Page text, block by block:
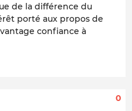
de la différence du
porté aux propos de
confiance à
0